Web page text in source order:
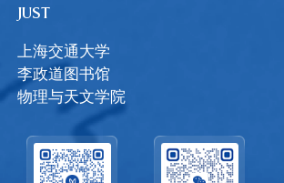
JUST
上海交通大学
李政道图书馆
物理与天文学院